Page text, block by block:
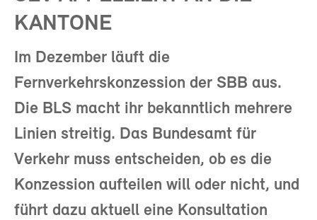
KANTONE
Im Dezember läuft die
Fernverkehrskonzession der SBB aus.
Die BLS macht ihr bekanntlich mehrere
Linien streitig. Das Bundesamt für
Verkehr muss entscheiden, ob es die
Konzession aufteilen will oder nicht, und
führt dazu aktuell eine Konsultation